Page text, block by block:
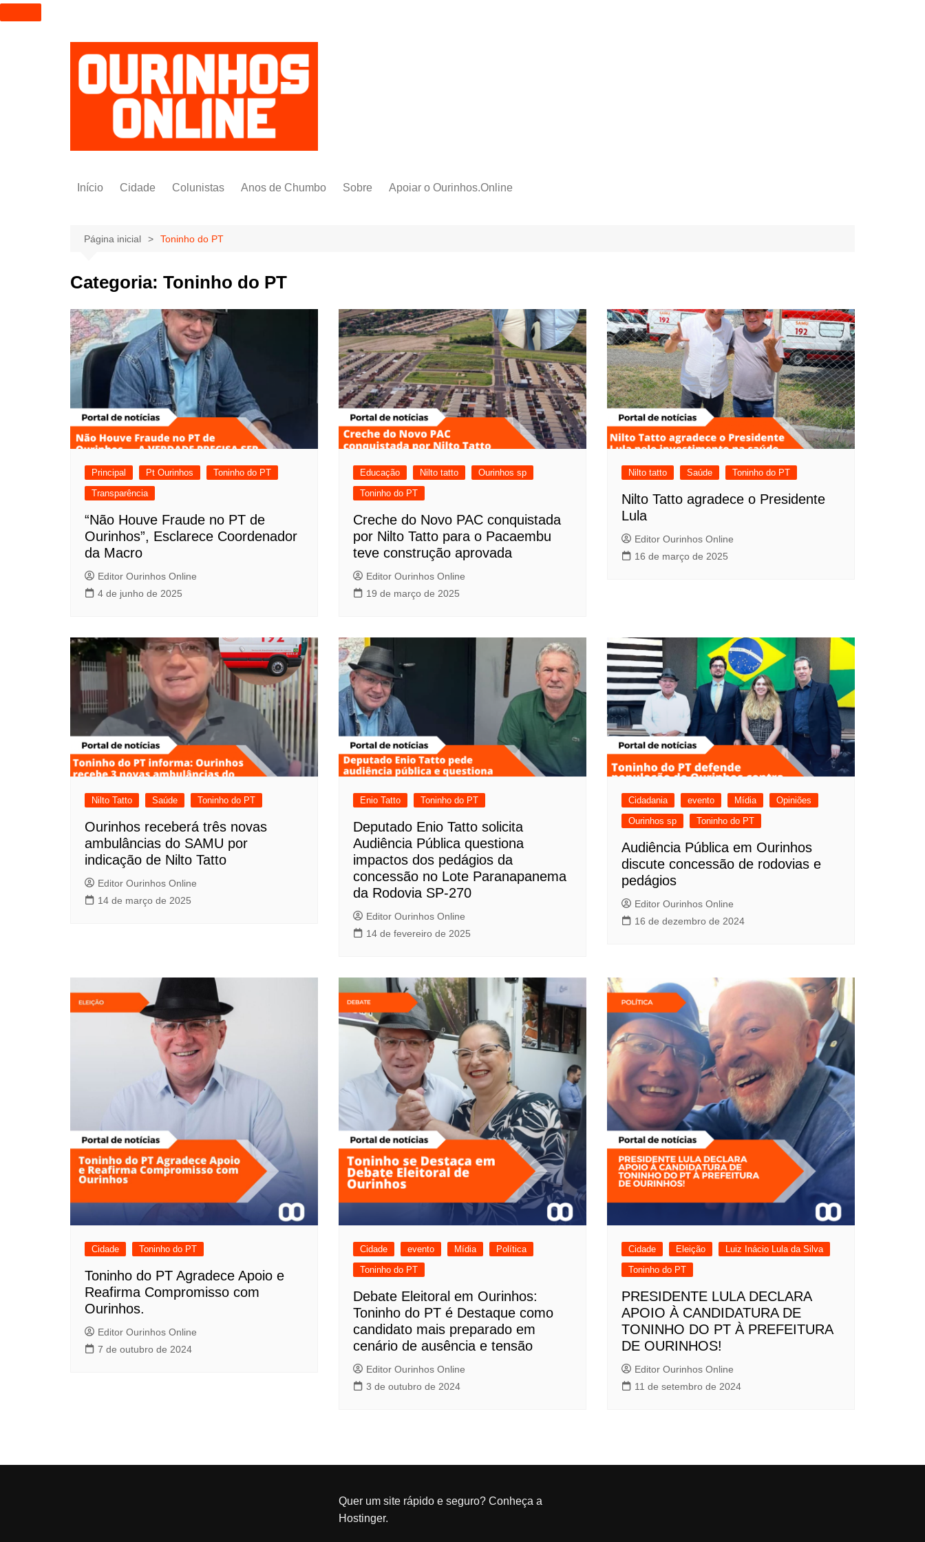
I
r
Início Cidade Colunistas
Pedro Saldida
Bruno Yashinishi
Anos de Chumbo Sobre Apoiar o Ourinhos.Online
Página inicial Toninho do PT
Categoria: Toninho do PT
Principal Pt Ourinhos
Toninho do PT
Transparência
“Não Houve Fraude no PT de
Ourinhos”, Esclarece Coordenador
da Macro
Editor Ourinhos Online
4 de junho de 2025
Educação Nilto tatto
Ourinhos sp
Toninho do PT
Creche do Novo PAC conquistada
por Nilto Tatto para o Pacaembu
teve construção aprovada
Editor Ourinhos Online
19 de março de 2025
Nilto tatto Saúde Toninho do PT
Nilto Tatto agradece o Presidente
Lula
Editor Ourinhos Online
16 de março de 2025
Nilto Tatto Saúde Toninho do PT
Ourinhos receberá três novas
ambulâncias do SAMU por
indicação de Nilto Tatto
Editor Ourinhos Online
14 de março de 2025
Enio Tatto Toninho do PT
Deputado Enio Tatto solicita
Audiência Pública questiona
impactos dos pedágios da
concessão no Lote Paranapanema
da Rodovia SP-270
Editor Ourinhos Online
14 de fevereiro de 2025
Cidadania evento Mídia
Opiniões
Ourinhos sp
Toninho do PT
Audiência Pública em Ourinhos
discute concessão de rodovias e
pedágios
Editor Ourinhos Online
16 de dezembro de 2024
Cidade Toninho do PT
Toninho do PT Agradece Apoio e
Reafirma Compromisso com
Ourinhos.
Editor Ourinhos Online
7 de outubro de 2024
Cidade evento Mídia
Política
Toninho do PT
Debate Eleitoral em Ourinhos:
Toninho do PT é Destaque como
candidato mais preparado em
cenário de ausência e tensão
Editor Ourinhos Online
3 de outubro de 2024
Cidade Eleição
Luiz Inácio Lula da Silva
Toninho do PT
PRESIDENTE LULA DECLARA
APOIO À CANDIDATURA DE
TONINHO DO PT À PREFEITURA
DE OURINHOS!
Editor Ourinhos Online
11 de setembro de 2024
Quer um site rápido e seguro? Conheça a
Hostinger.